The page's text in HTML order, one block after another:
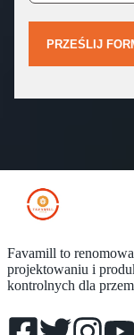
PRZEŚLIJ
Favamill to
projektowaniu i
kontrolnych dla